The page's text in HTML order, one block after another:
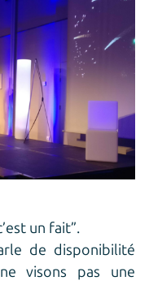
un fait”.
de disponibilité
visons pas une